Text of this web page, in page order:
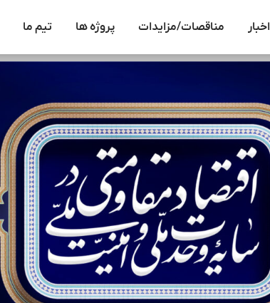
اخبار مناقصات/مزایدات پروژه ها تیم ما